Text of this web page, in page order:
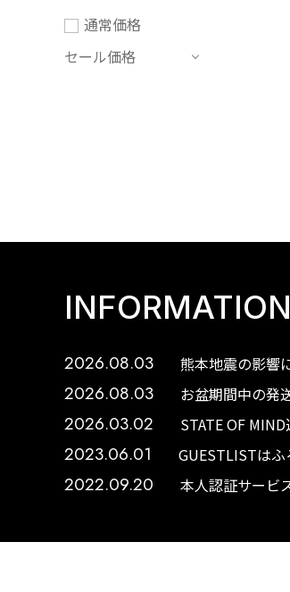
通常価格
セール価格
INFORMATION
2026.08.03 熊本地震の影響
2026.08.03 お盆期間中の発
2026.03.02 STATE OF
2023.06.01 GUESTLISTはふ
2022.09.20 本人認証サービ